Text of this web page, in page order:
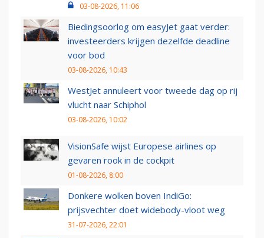
03-08-2026, 11:06
Biedingsoorlog om easyJet gaat verder:
investeerders krijgen dezelfde deadline
voor bod
03-08-2026, 10:43
WestJet annuleert voor tweede dag op rij
vlucht naar Schiphol
03-08-2026, 10:02
VisionSafe wijst Europese airlines op
gevaren rook in de cockpit
01-08-2026, 8:00
Donkere wolken boven IndiGo:
prijsvechter doet widebody-vloot weg
31-07-2026, 22:01